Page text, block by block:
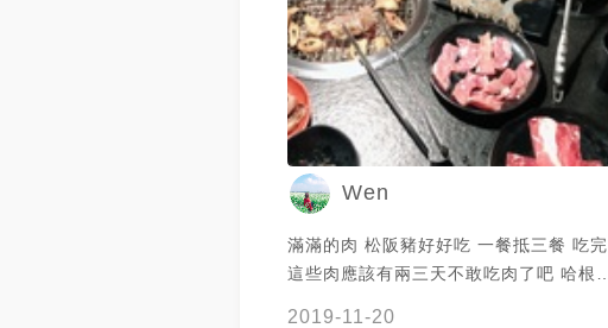
Wen
滿滿的肉 松阪豬好好吃 一餐抵三餐 吃完
這些肉應該有兩三天不敢吃肉了吧 哈根達
2019-11-20